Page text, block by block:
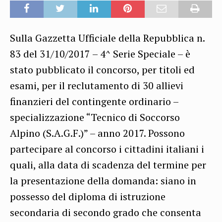
Sulla Gazzetta Ufficiale della Repubblica n.
83 del 31/10/2017 – 4^ Serie Speciale – è
stato pubblicato il concorso, per titoli ed
esami, per il reclutamento di 30 allievi
finanzieri del contingente ordinario –
specializzazione “Tecnico di Soccorso
Alpino (S.A.G.F.)” – anno 2017. Possono
partecipare al concorso i cittadini italiani i
quali, alla data di scadenza del termine per
la presentazione della domanda: siano in
possesso del diploma di istruzione
secondaria di secondo grado che consenta